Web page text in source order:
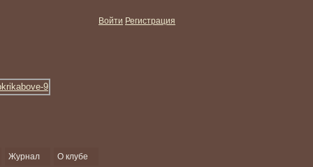
Войти Регистрация
Журнал О клубе